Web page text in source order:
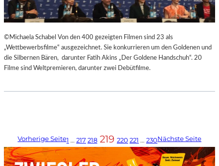
©Michaela Schabel Von den 400 gezeigten Filmen sind 23 als
„Wettbewerbsfilme“ ausgezeichnet. Sie konkurrieren um den Goldenen und
die Silbernen Bären, darunter Fatih Akins „Der Goldene Handschuh“. 20
Filme sind Weltpremieren, darunter zwei Debütfilme.
Vorherige Seite1 … 217218 219 220 221 … 230Nächste Seite